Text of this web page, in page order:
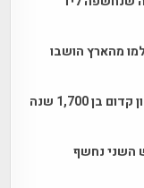
מהארץ הושבו
1,700 שנה
השני נחשף